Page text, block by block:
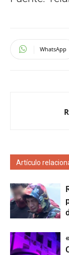
WhatsApp
Artículo